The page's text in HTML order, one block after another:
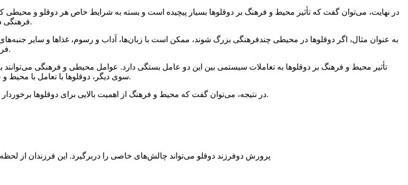
در نهایت، می‌توان گفت که تأثیر محیط و فرهنگ بر دوقلوها بسیار پیچیده است و بسته به شرایط خاص هر دوقلو و محیطی
فرهنگی در محیط‌های مختلف بهره‌برداری کنند و از تجربه‌های چندگانه فرهنگی بهره‌مند شوند.
به عنوان مثال، اگر دوقلوها در محیطی چندفرهنگی بزرگ شوند، ممکن است با زبان‌ها، آداب و رسوم، غذاها و سایر
فرهنگی، قدرت تطبیق و همچنین افزایش دانش و آگاهی درباره جهان اطراف خود بدهد.
تأثیر محیط و فرهنگ بر دوقلوها به تعاملات سیستمی بین این دو عامل بستگی دارد. عوامل محیطی و فرهنگی می‌توانند
سوی دیگر، دوقلوها با تعامل با محیط و فرهنگ خود، می‌توانند این عوامل را درک و در آن مشارکت کنند و از آن استفاده کنند.
در نتیجه، می‌توان گفت که محیط و فرهنگ از اهمیت بالایی برای دوقلوها برخوردار هستند و می‌توانند به صورت قابل توجهی بر رشد، توسعه و ارتقاء آنها تأثیرگذار باشند.
پرورش دوفرزند دوقلو می‌تواند چالش‌های خاصی را دربرگیرد. این فرزندان از